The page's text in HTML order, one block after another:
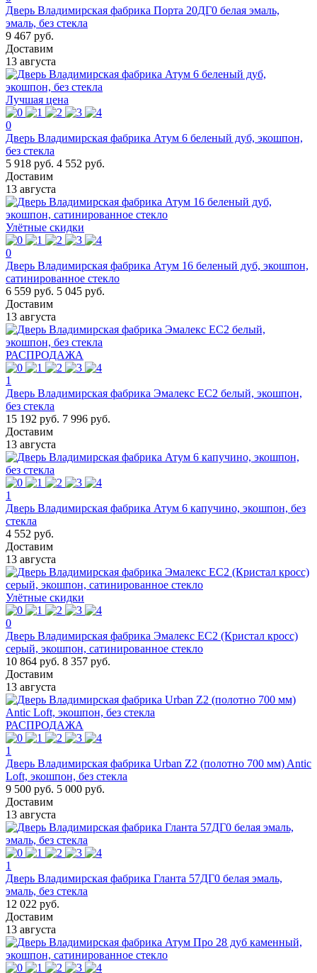
Дверь Владимирская фабрика Порта 20ДГ0 белая эмаль,
эмаль, без стекла
9 467 руб.
Доставим
13 августа
Лучшая цена
0
Дверь Владимирская фабрика Атум 6 беленый дуб, экошпон,
без стекла
5 918 руб. 4 552 руб.
Доставим
13 августа
Улётные скидки
0
Дверь Владимирская фабрика Атум 16 беленый дуб, экошпон,
сатинированное стекло
6 559 руб. 5 045 руб.
Доставим
13 августа
РАСПРОДАЖА
1
Дверь Владимирская фабрика Эмалекс ЕС2 белый, экошпон,
без стекла
15 192 руб. 7 996 руб.
Доставим
13 августа
1
Дверь Владимирская фабрика Атум 6 капучино, экошпон, без
стекла
4 552 руб.
Доставим
13 августа
Улётные скидки
0
Дверь Владимирская фабрика Эмалекс ЕС2 (Кристал кросс)
серый, экошпон, сатинированное стекло
10 864 руб. 8 357 руб.
Доставим
13 августа
РАСПРОДАЖА
1
Дверь Владимирская фабрика Urban Z2 (полотно 700 мм) Antic
Loft, экошпон, без стекла
9 500 руб. 5 000 руб.
Доставим
13 августа
1
Дверь Владимирская фабрика Гланта 57ДГ0 белая эмаль,
эмаль, без стекла
12 022 руб.
Доставим
13 августа